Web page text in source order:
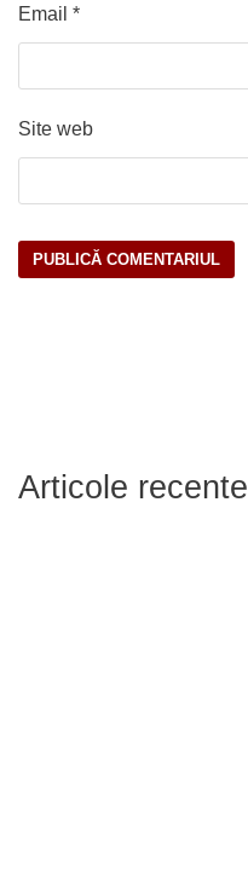
Email *
Site web
Articole recente